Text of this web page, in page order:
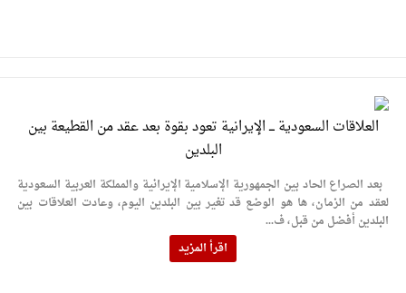
العلاقات السعودية ـــ الإيرانية تعود بقوة بعد عقد من القطيعة بين
البلدين
بعد الصراع الحاد بين الجمهورية الإسلامية الإيرانية والمملكة العربية السعودية
لعقد من الزمان، ها هو الوضع قد تغير بين البلدين اليوم، وعادت العلاقات بين
البلدين أفضل من قبل، ف...
اقرأ المزيد